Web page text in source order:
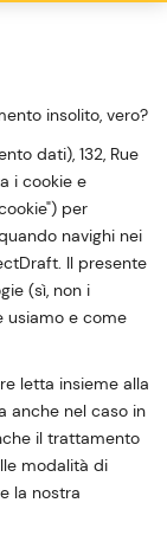
insolito, vero?
dati), 132, Rue
i cookie e
per
navighi nei
Il presente
(sì, non i
usiamo e come
letta insieme alla
anche nel caso in
il trattamento
modalità di
la nostra